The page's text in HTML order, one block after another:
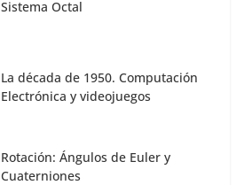
Sistema Octal
La década de 1950. Computación
Electrónica y videojuegos
Rotación: Ángulos de Euler y
Cuaterniones